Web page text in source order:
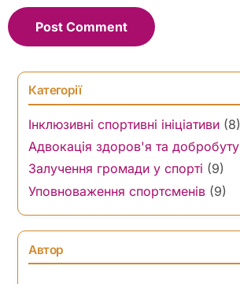
Категорії
Інклюзивні спортивні ініціативи (8)
Адвокація здоров'я та добробуту
Залучення громади у спорті (9)
Уповноваження спортсменів (9)
Автор